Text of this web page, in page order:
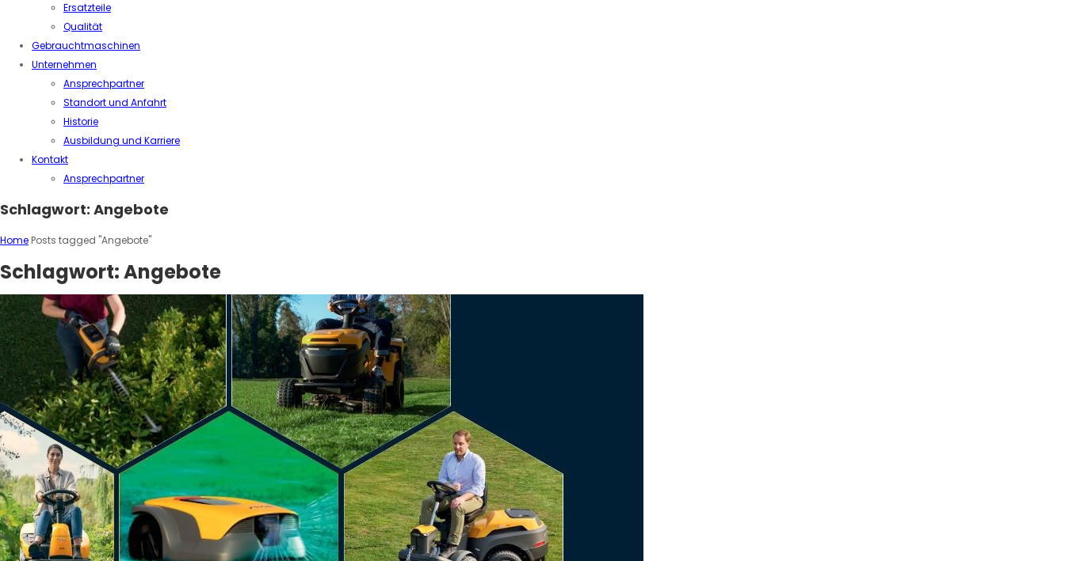
Ersatzteile
Qualität
Gebrauchtmaschinen
Unternehmen
Ansprechpartner
Standort und Anfahrt
Historie
Ausbildung und Karriere
Kontakt
Ansprechpartner
Schlagwort: Angebote
Home Posts tagged "Angebote"
Schlagwort:Angebote